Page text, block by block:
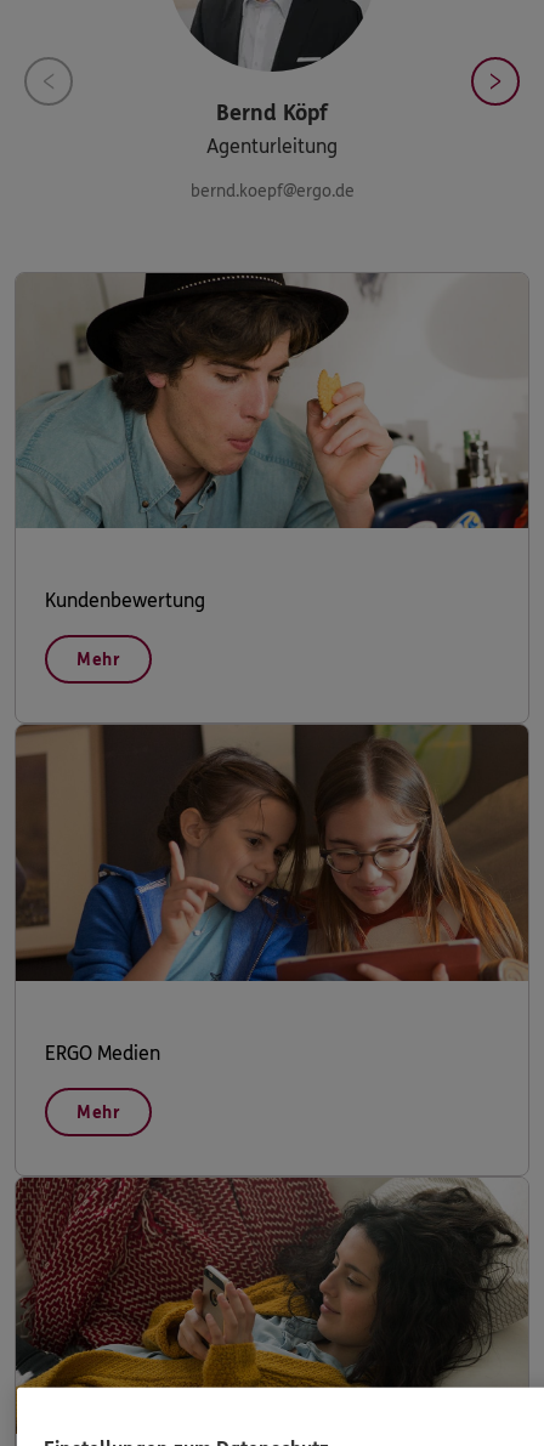
Bernd Köpf
Agenturleitung
bernd.koepf@ergo.de
Kundenbewertung
Mehr
ERGO Medien
Mehr